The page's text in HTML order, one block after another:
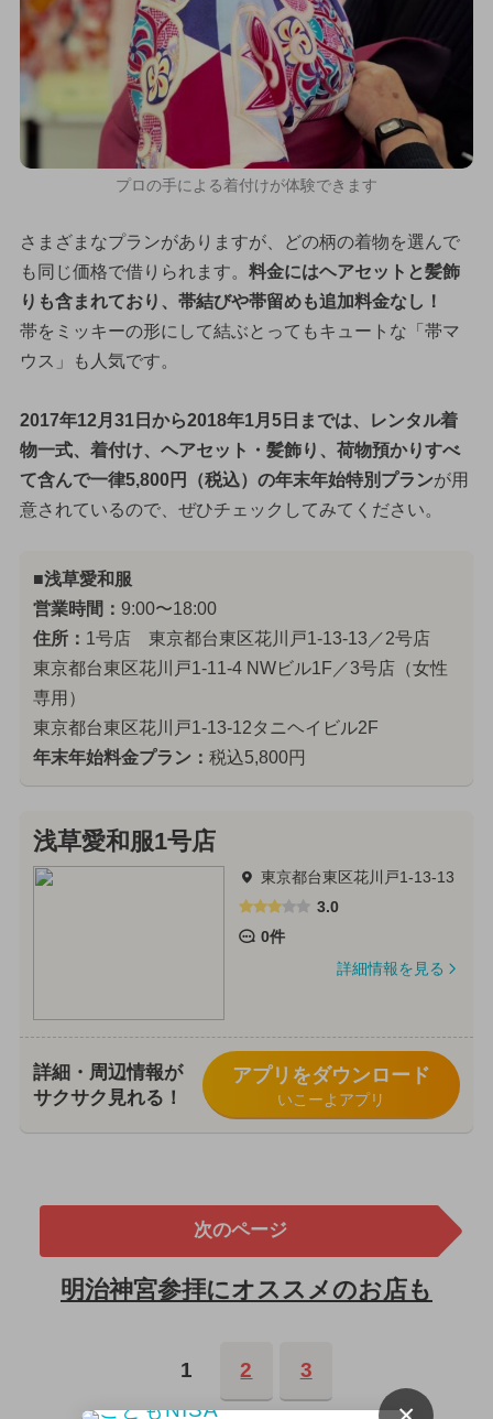
プロの手による着付けが体験できます
さまざまなプランがありますが、どの柄の着物を選んで
も同じ価格で借りられます。 料金にはヘアセットと髪飾
りも含まれており、帯結びや帯留めも追加料金なし！
帯をミッキーの形にして結ぶとってもキュートな「帯マ
ウス」も人気です。
2017年12月31日から2018年1月5日までは、レンタル着
物一式、着付け、ヘアセット・髪飾り、荷物預かりすべ
て含んで一律5,800円（税込）の年末年始特別プランが用
意されているので、ぜひチェックしてみてください。
■浅草愛和服
営業時間： 9:00〜18:00
住所： 1号店 東京都台東区花川戸1-13-13／2号店
東京都台東区花川戸1-11-4 NWビル1F／3号店（女性
専用）
東京都台東区花川戸1-13-12タニヘイビル2F
年末年始料金プラン： 税込5,800円
浅草愛和服1号店
東京都台東区花川戸1-13-13
3.0
0件
詳細情報を見る
詳細・周辺情報が
サクサク見れる！
アプリをダウンロード
いこーよアプリ
次のページ
明治神宮参拝にオススメのお店も
1 2 3